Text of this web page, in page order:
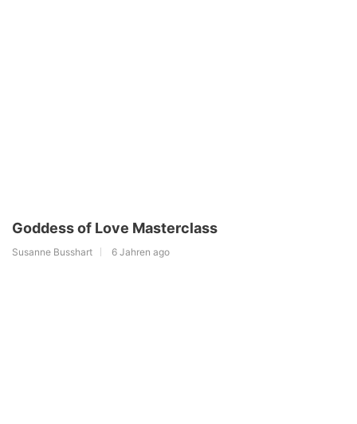
Goddess of Love Masterclass
Susanne Busshart 6 Jahren ago